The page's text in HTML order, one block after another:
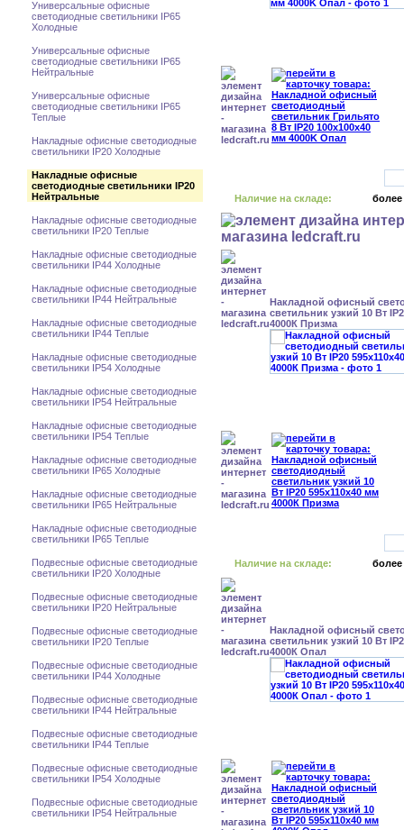
Универсальные офисные
светодиодные светильники IP65
Холодные
Универсальные офисные
светодиодные светильники IP65
Нейтральные
Универсальные офисные
светодиодные светильники IP65
Теплые
Накладные офисные светодиодные
светильники IP20 Холодные
Накладные офисные
светодиодные светильники IP20
Нейтральные
Накладные офисные светодиодные
светильники IP20 Теплые
Накладные офисные светодиодные
светильники IP44 Холодные
Накладные офисные светодиодные
светильники IP44 Нейтральные
Накладные офисные светодиодные
светильники IP44 Теплые
Накладные офисные светодиодные
светильники IP54 Холодные
Накладные офисные светодиодные
светильники IP54 Нейтральные
Накладные офисные светодиодные
светильники IP54 Теплые
Накладные офисные светодиодные
светильники IP65 Холодные
Накладные офисные светодиодные
светильники IP65 Нейтральные
Накладные офисные светодиодные
светильники IP65 Теплые
Подвесные офисные светодиодные
светильники IP20 Холодные
Подвесные офисные светодиодные
светильники IP20 Нейтральные
Подвесные офисные светодиодные
светильники IP20 Теплые
Подвесные офисные светодиодные
светильники IP44 Холодные
Подвесные офисные светодиодные
светильники IP44 Нейтральные
Подвесные офисные светодиодные
светильники IP44 Теплые
Подвесные офисные светодиодные
светильники IP54 Холодные
Подвесные офисные светодиодные
светильники IP54 Нейтральные
Наличие на складе: более
Накладной офисный
светильник узкий 10 Вт
4000К Призма
Наличие на складе: более
Накладной офисный
светильник узкий 10 Вт
4000К Опал